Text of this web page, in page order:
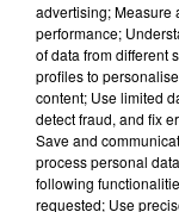
advertising; Measure
performance;
of data from different
profiles to
content; Use limited
detect fraud, and fix
Save and
process personal
following
requested; Use